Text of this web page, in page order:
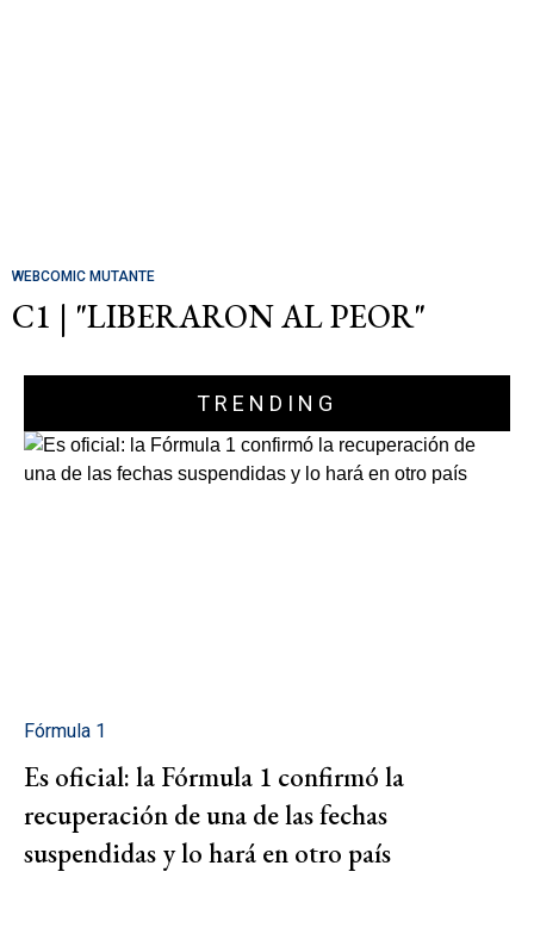
WEBCOMIC MUTANTE
C1 | "LIBERARON AL PEOR"
TRENDING
Fórmula 1
Es oficial: la Fórmula 1 confirmó la
recuperación de una de las fechas
suspendidas y lo hará en otro país